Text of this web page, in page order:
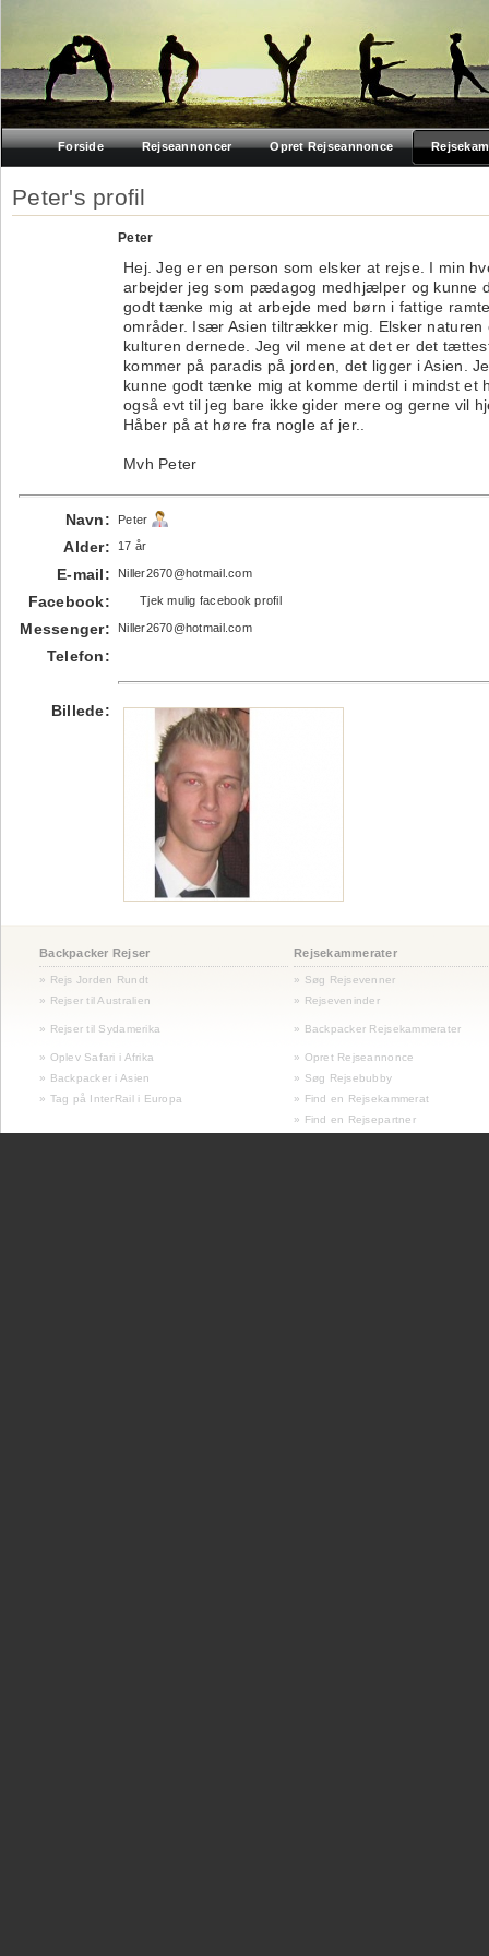
Forside Rejseannoncer Opret Rejseannonce
Peter's profil
Peter
Hej. Jeg er en person som elsker at rejse. I min
arbejder jeg som pædagog medhjælper og kunne
godt tænke mig at arbejde med børn i fattige
områder. Især Asien tiltrækker mig. Elsker naturen
kulturen dernede. Jeg vil mene at det er det
kommer på paradis på jorden, det ligger i Asien.
kunne godt tænke mig at komme dertil i mindst et
også evt til jeg bare ikke gider mere og gerne vil
Håber på at høre fra nogle af jer..
Mvh Peter
Navn: Peter
Alder: 17 år
E-mail: Niller2670@hotmail.com
Facebook: Tjek mulig facebook profil
Messenger: Niller2670@hotmail.com
Telefon:
Billede:
Backpacker Rejser Rejsekammerater
» Rejs Jorden Rundt
» Søg Rejsevenner
» Rejser til Australien
» Rejseveninder
» Rejser til Sydamerika » Backpacker Rejsekammerater
» Oplev Safari i Afrika
» Opret Rejseannonce
» Backpacker i Asien
» Søg Rejsebubby
» Tag på InterRail i Europa
» Find en Rejsekammerat
» Find en Rejsepartner